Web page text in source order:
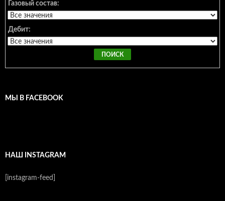
Газовый состав:
Дебит:
МЫ В FACEBOOK
НАШ INSTAGRAM
[instagram-feed]